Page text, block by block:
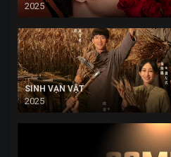
2025
SINH VẠN VẬT
2025